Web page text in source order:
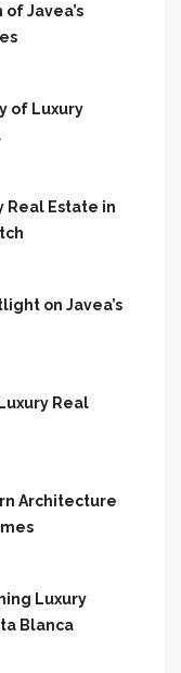
Javea’s
of Luxury
Real Estate in
on Javea’s
Real
Architecture
Luxury
Blanca